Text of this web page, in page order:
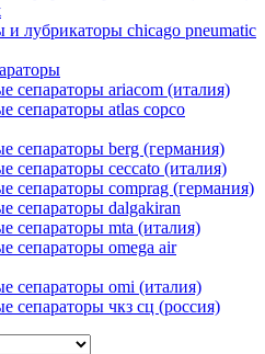
и лубрикаторы chicago pneumatic
сепараторы ariacom (италия)
сепараторы atlas copco
сепараторы berg (германия)
сепараторы ceccato (италия)
сепараторы comprag (германия)
сепараторы dalgakiran
сепараторы mta (италия)
сепараторы omega air
сепараторы omi (италия)
сепараторы чкз сц (россия)